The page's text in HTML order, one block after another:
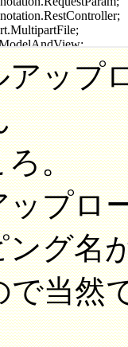
ップ
ろ。
プロ
名が
当然